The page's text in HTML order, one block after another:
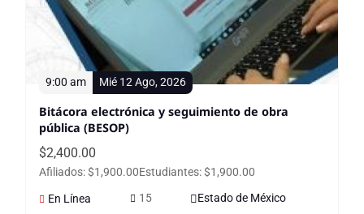
9:00 am Mié 12 Ago, 2026
Bitácora electrónica y seguimiento de obra
pública (BESOP)
$2,400.00
Afiliados: $1,900.00Estudiantes: $1,900.00
En Línea
15 Estado de México